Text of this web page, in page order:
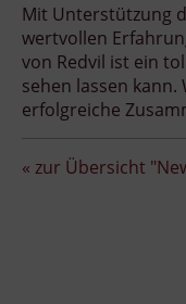
Mit Unterstützung
wertvollen
von Redvil ist ein
sehen lassen
erfolgreiche
« zur Übersicht